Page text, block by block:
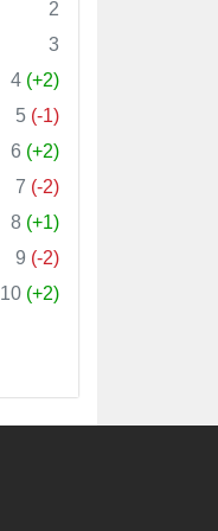
2
3
4 (+2)
5 (-1)
6 (+2)
7 (-2)
8 (+1)
9 (-2)
10 (+2)